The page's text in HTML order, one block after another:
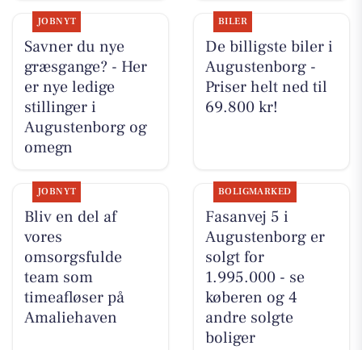
JOBNYT
Savner du nye
græsgange? - Her
er nye ledige
stillinger i
Augustenborg og
omegn
BILER
De billigste biler i
Augustenborg -
Priser helt ned til
69.800 kr!
JOBNYT
Bliv en del af
vores
omsorgsfulde
team som
timeafløser på
Amaliehaven
BOLIGMARKED
Fasanvej 5 i
Augustenborg er
solgt for
1.995.000 - se
køberen og 4
andre solgte
boliger